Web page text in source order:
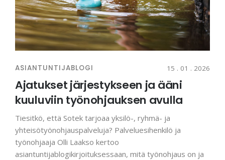
ASIANTUNTIJABLOGI 15 . 01 . 2026
Ajatukset järjestykseen ja ääni
kuuluviin työnohjauksen avulla
Tiesitkö, että Sotek tarjoaa yksilö-, ryhmä- ja
yhteisötyönohjauspalveluja? Palveluesihenkilö ja
työnohjaaja Olli Laakso kertoo
asiantuntijablogikirjoituksessaan, mitä työnohjaus on ja